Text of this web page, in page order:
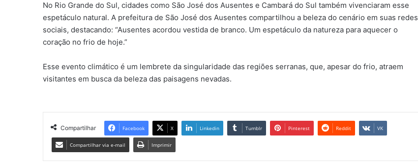
No Rio Grande do Sul, cidades como São José dos Ausentes e Cambará do Sul também vivenciaram esse
espetáculo natural. A prefeitura de São José dos Ausentes compartilhou a beleza do cenário em suas redes
sociais, destacando: “Ausentes acordou vestida de branco. Um espetáculo da natureza para aquecer o
coração no frio de hoje.”
Esse evento climático é um lembrete da singularidade das regiões serranas, que, apesar do frio, atraem
visitantes em busca da beleza das paisagens nevadas.
Compartilhar Facebook X Linkedin Tumblr Pinterest Reddit VK
Compartilhar via e-mail Imprimir